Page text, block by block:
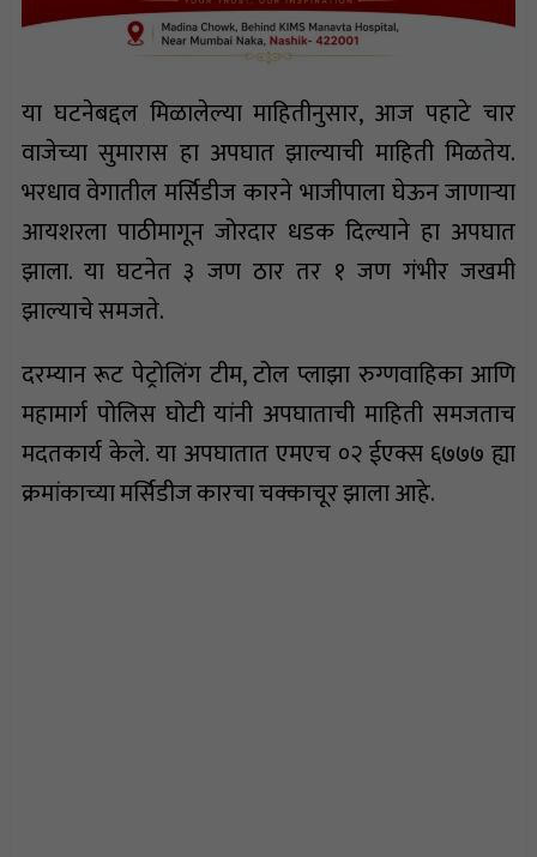
या घटनेबद्दल मिळालेल्या माहितीनुसार, आज पहाटे चार
वाजेच्या सुमारास हा अपघात झाल्याची माहिती मिळतेय.
भरधाव वेगातील मर्सिडीज कारने भाजीपाला घेऊन जाणाऱ्या
आयशरला पाठीमागून जोरदार धडक दिल्याने हा अपघात
झाला. या घटनेत ३ जण ठार तर १ जण गंभीर जखमी
झाल्याचे समजते.
दरम्यान रूट पेट्रोलिंग टीम, टोल प्लाझा रुग्णवाहिका आणि
महामार्ग पोलिस घोटी यांनी अपघाताची माहिती समजताच
मदतकार्य केले. या अपघातात एमएच ०२ ईएक्स ६७७७ ह्या
क्रमांकाच्या मर्सिडीज कारचा चक्काचूर झाला आहे.